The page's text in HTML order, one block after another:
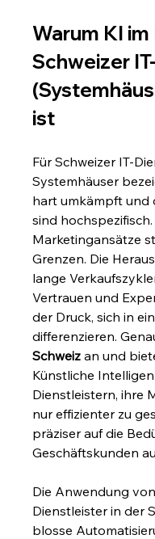
Warum KI
Schweizer
ist
Für Schweizer IT-
Systemhäuser
hart umkämpft und
sind
Marketingansätze
Grenzen. Die
lange
Vertrauen und
der Druck, sich in
differenzieren.
Schweiz an und
Künstliche
Dienstleistern, ihre
nur effizienter zu
präziser auf die
Geschäftskunden
Die Anwendung
Dienstleister in der
blosse